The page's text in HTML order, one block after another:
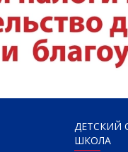
ДЕТСКИЙ
ШКОЛА